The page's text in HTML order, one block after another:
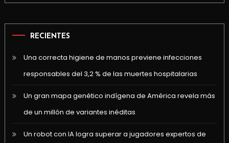
RECIENTES
Una correcta higiene de manos previene infecciones
responsables del 3,2 % de las muertes hospitalarias
Un gran mapa genético indígena de América revela más
de un millón de variantes inéditas
Un robot con IA logra superar a jugadores expertos de